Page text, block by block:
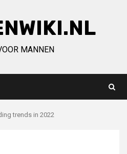
MANNEN
trends in 2022